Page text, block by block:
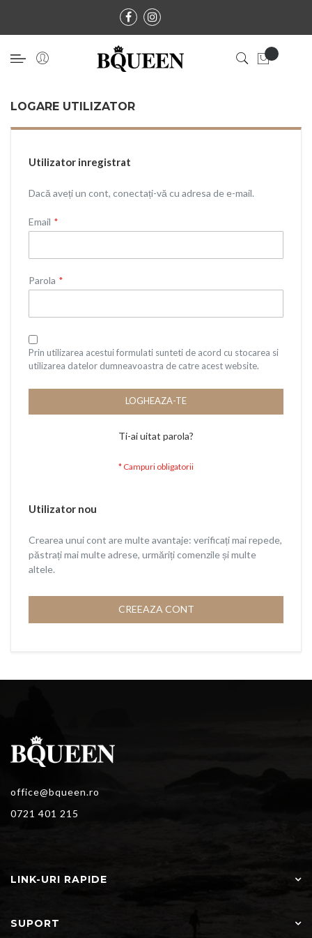
LOGARE UTILIZATOR
Utilizator inregistrat
Dacă aveți un cont, conectați-vă cu adresa de e-mail.
Email
Parola
Prin utilizarea acestui formulati sunteti de acord cu stocarea si
utilizarea datelor dumneavoastra de catre acest website.
LOGHEAZA-TE
Ti-ai uitat parola?
Utilizator nou
Crearea unui cont are multe avantaje: verificați mai repede,
păstrați mai multe adrese, urmăriți comenzile și multe
altele.
CREEAZA CONT
office@bqueen.ro
0721 401 215
LINK-URI RAPIDE
SUPORT